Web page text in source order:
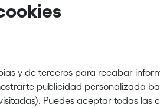
y de terceros para recabar
publicidad personalizada
Puedes aceptar todas las